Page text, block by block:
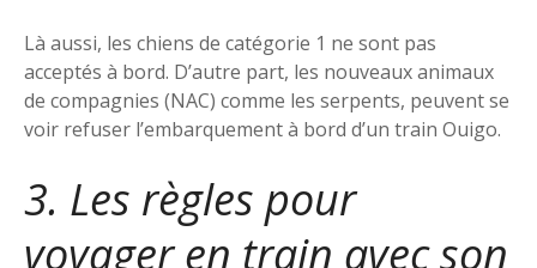
Là aussi, les chiens de catégorie 1 ne sont pas
acceptés à bord. D’autre part, les nouveaux animaux
de compagnies (NAC) comme les serpents, peuvent se
voir refuser l’embarquement à bord d’un train Ouigo.
3. Les règles pour
voyager en train avec son